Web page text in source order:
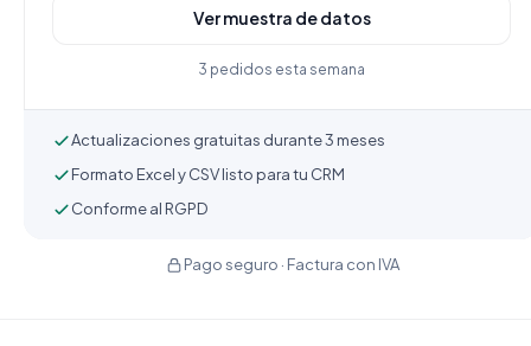
Ver muestra de datos
3 pedidos esta semana
Actualizaciones gratuitas durante 3 meses
Formato Excel y CSV listo para tu CRM
Conforme al RGPD
Pago seguro · Factura con IVA